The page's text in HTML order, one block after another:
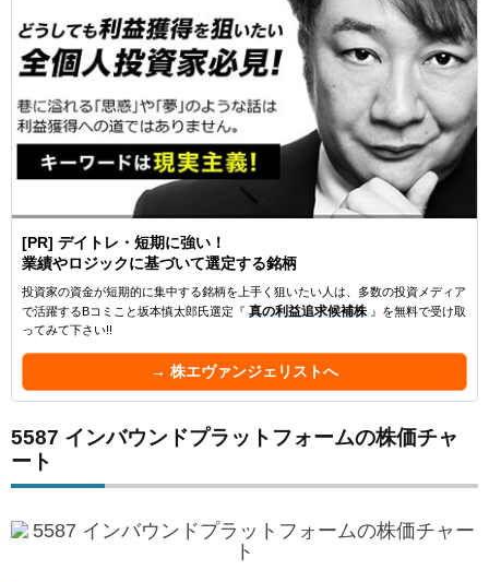
[PR] デイトレ・短期に強い！
業績やロジックに基づいて選定する銘柄
投資家の資金が短期的に集中する銘柄を上手く狙いたい人は、多数の投資メディア
で活躍するBコミこと坂本慎太郎氏選定『 真の利益追求候補株 』を無料で受け取
ってみて下さい!!
→ 株エヴァンジェリストへ
5587 インバウンドプラットフォームの株価チャ
ート